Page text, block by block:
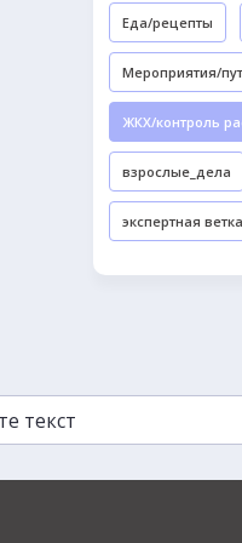
Еда/рецепты
Мероприятия/
ЖКХ/контроль
взрослые_дела
экспертная ветка